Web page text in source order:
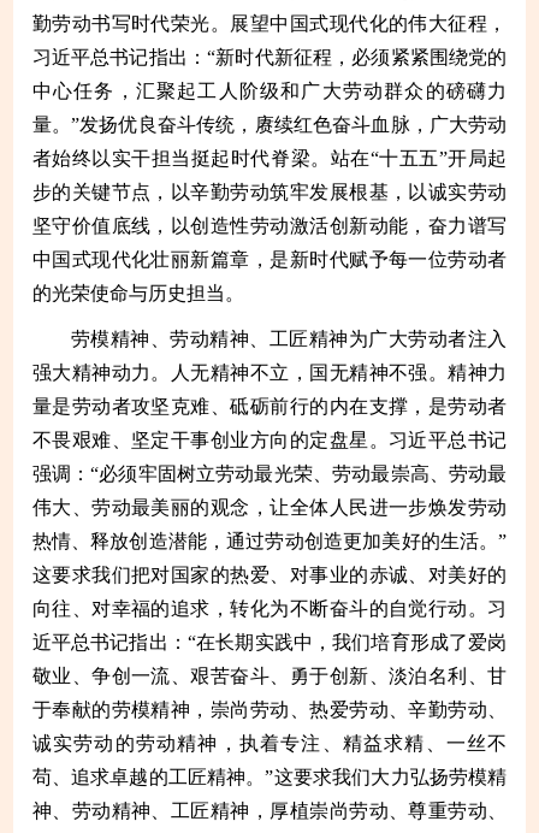
勤劳动书写时代荣光。展望中国式现代化的伟大征程，
习近平总书记指出：“新时代新征程，必须紧紧围绕党的
中心任务，汇聚起工人阶级和广大劳动群众的磅礴力
量。”发扬优良奋斗传统，赓续红色奋斗血脉，广大劳动
者始终以实干担当挺起时代脊梁。站在“十五五”开局起
步的关键节点，以辛勤劳动筑牢发展根基，以诚实劳动
坚守价值底线，以创造性劳动激活创新动能，奋力谱写
中国式现代化壮丽新篇章，是新时代赋予每一位劳动者
的光荣使命与历史担当。
劳模精神、劳动精神、工匠精神为广大劳动者注入
强大精神动力。人无精神不立，国无精神不强。精神力
量是劳动者攻坚克难、砥砺前行的内在支撑，是劳动者
不畏艰难、坚定干事创业方向的定盘星。习近平总书记
强调：“必须牢固树立劳动最光荣、劳动最崇高、劳动最
伟大、劳动最美丽的观念，让全体人民进一步焕发劳动
热情、释放创造潜能，通过劳动创造更加美好的生活。”
这要求我们把对国家的热爱、对事业的赤诚、对美好的
向往、对幸福的追求，转化为不断奋斗的自觉行动。习
近平总书记指出：“在长期实践中，我们培育形成了爱岗
敬业、争创一流、艰苦奋斗、勇于创新、淡泊名利、甘
于奉献的劳模精神，崇尚劳动、热爱劳动、辛勤劳动、
诚实劳动的劳动精神，执着专注、精益求精、一丝不
苟、追求卓越的工匠精神。”这要求我们大力弘扬劳模精
神、劳动精神、工匠精神，厚植崇尚劳动、尊重劳动、